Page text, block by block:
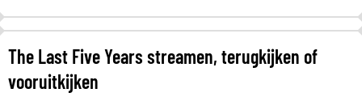
The Last Five Years streamen, terugkijken of
vooruitkijken